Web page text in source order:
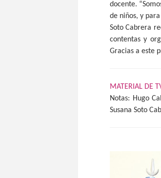
docente.
de niños, y
Soto Cabrera
contentas y
Gracias a este
MATERIAL DE
Notas: Hugo
Susana Soto